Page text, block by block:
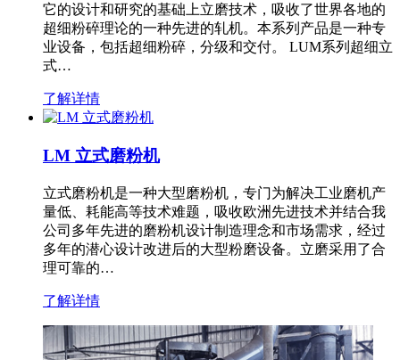
它的设计和研究的基础上立磨技术，吸收了世界各地的
超细粉碎理论的一种先进的轧机。本系列产品是一种专
业设备，包括超细粉碎，分级和交付。 LUM系列超细立
式…
了解详情
LM 立式磨粉机
立式磨粉机是一种大型磨粉机，专门为解决工业磨机产
量低、耗能高等技术难题，吸收欧洲先进技术并结合我
公司多年先进的磨粉机设计制造理念和市场需求，经过
多年的潜心设计改进后的大型粉磨设备。立磨采用了合
理可靠的…
了解详情